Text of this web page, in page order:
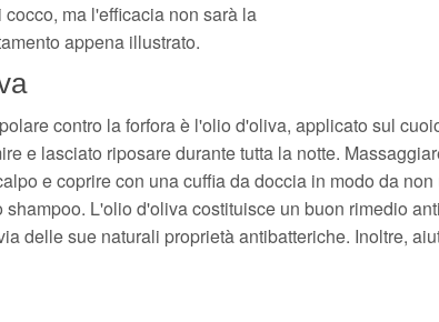
ma l'efficacia non sarà la
appena illustrato.
contro la forfora è l'olio d'oliva, applicato sul
e lasciato riposare durante tutta la notte.
e coprire con una cuffia da doccia in modo da
shampoo. L'olio d'oliva costituisce un buon rimedio
delle sue naturali proprietà antibatteriche. Inoltre,